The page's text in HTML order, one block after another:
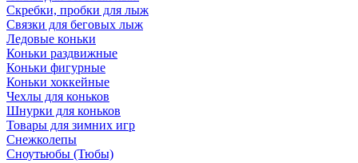
Скребки, пробки для лыж
Связки для беговых лыж
Ледовые коньки
Коньки раздвижные
Коньки фигурные
Коньки хоккейные
Чехлы для коньков
Шнурки для коньков
Товары для зимних игр
Снежколепы
Сноутьюбы (Тюбы)